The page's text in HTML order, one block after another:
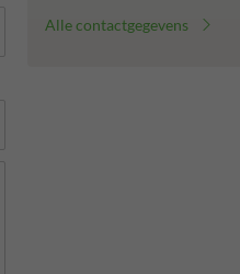
Alle contactgegevens